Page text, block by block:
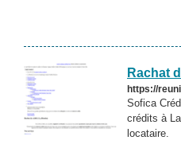
Rachat
https://
Sofica
crédits à
locataire.